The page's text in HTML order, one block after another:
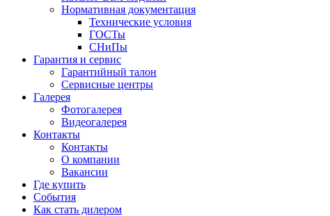
Нормативная документация
Технические условия
ГОСТы
СНиПы
Гарантия и сервис
Гарантийный талон
Сервисные центры
Галерея
Фотогалерея
Видеогалерея
Контакты
Контакты
О компании
Вакансии
Где купить
События
Как стать дилером